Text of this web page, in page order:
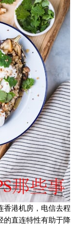
香港机房，电信去程
的直连特性有助于降